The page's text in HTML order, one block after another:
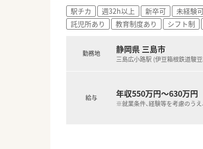
駅チカ 週32h以上 新卒可 未経験
託児所あり
教育制度あり シフト制
勤務地 静岡県 三島市
三島広小路駅 (伊豆箱根鉄道駿
給与 年収550万円～630万円
※就業条件、経験等を考慮のうえ